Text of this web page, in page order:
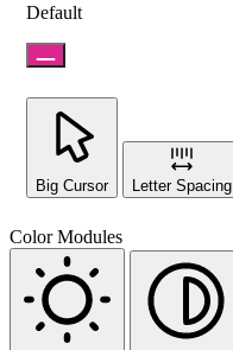
Default
Big Cursor Letter Spacing
Color Modules